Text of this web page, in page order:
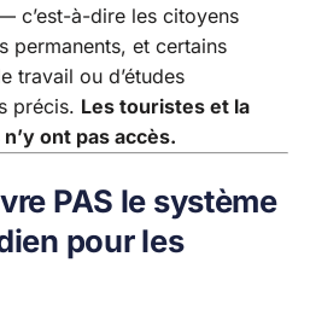
c’est-à-dire les citoyens
permanents, et certains
travail ou d’études
précis. Les touristes et la
ont pas accès.
PAS le système
pour les